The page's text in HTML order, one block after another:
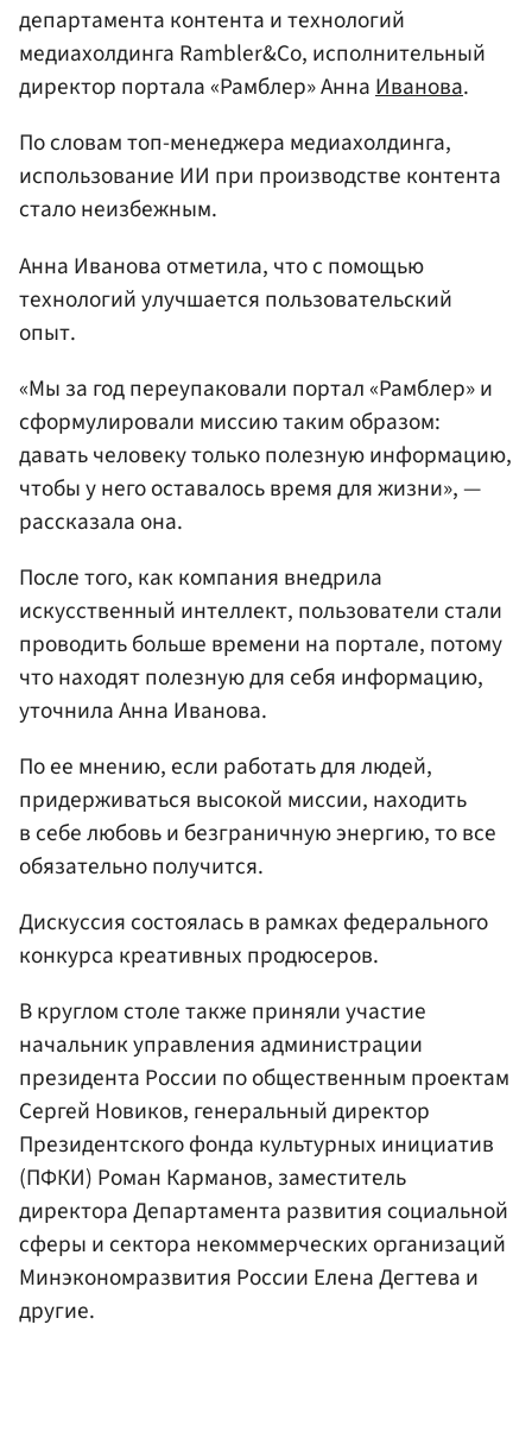
департамента контента и технологий
медиахолдинга Rambler&Co, исполнительный
директор портала «Рамблер» АннаИванова.
По словам топ-менеджера медиахолдинга,
использование ИИ при производстве контента
стало неизбежным.
Анна Иванова отметила, что с помощью
технологий улучшается пользовательский
опыт.
«Мы за год переупаковали портал «Рамблер» и
сформулировали миссию таким образом:
давать человеку только полезную информацию,
чтобы у него оставалось время для жизни», —
рассказала она.
После того, как компания внедрила
искусственный интеллект, пользователи стали
проводить больше времени на портале, потому
что находят полезную для себя информацию,
уточнила Анна Иванова.
По ее мнению, если работать для людей,
придерживаться высокой миссии, находить
в себе любовь и безграничную энергию, то все
обязательно получится.
Дискуссия состоялась в рамках федерального
конкурса креативных продюсеров.
В круглом столе также приняли участие
начальник управления администрации
президента России по общественным проектам
Сергей Новиков, генеральный директор
Президентского фонда культурных инициатив
(ПФКИ) Роман Карманов, заместитель
директора Департамента развития социальной
сферы и сектора некоммерческих организаций
Минэкономразвития России Елена Дегтева и
другие.